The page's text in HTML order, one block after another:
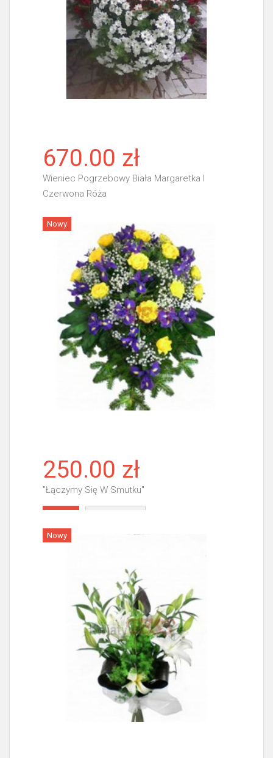
670.00 zł
Wieniec Pogrzebowy Biała Margaretka I
Czerwona Róża
Więcej
Nowy
250.00 zł
"Łączymy Się W Smutku"
Nowy